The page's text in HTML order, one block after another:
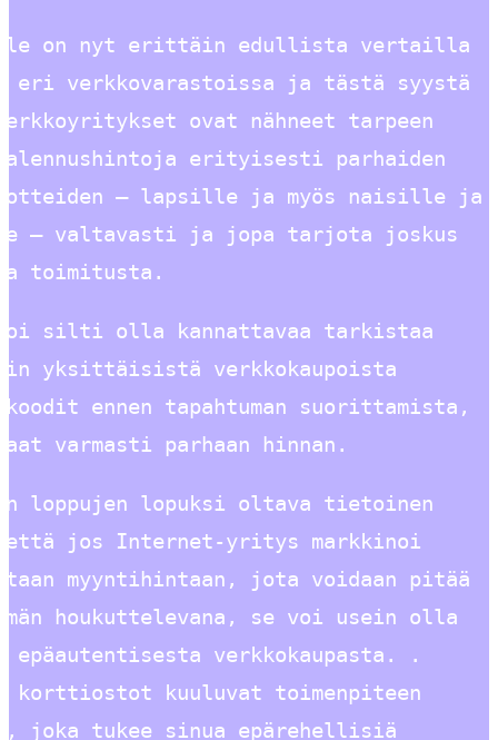
on nyt erittäin edullista vertailla
eri verkkovarastoissa ja tästä syystä
ovat nähneet tarpeen
alennushintoja erityisesti parhaiden
– lapsille ja myös naisille ja
– valtavasti ja jopa tarjota joskus
toimitusta.
silti olla kannattavaa tarkistaa
yksittäisistä verkkokaupoista
ennen tapahtuman suorittamista,
varmasti parhaan hinnan.
loppujen lopuksi oltava tietoinen
jos Internet-yritys markkinoi
myyntihintaan, jota voidaan pitää
houkuttelevana, se voi usein olla
epäautentisesta verkkokaupasta. .
korttiostot kuuluvat toimenpiteen
tukee sinua epärehellisiä